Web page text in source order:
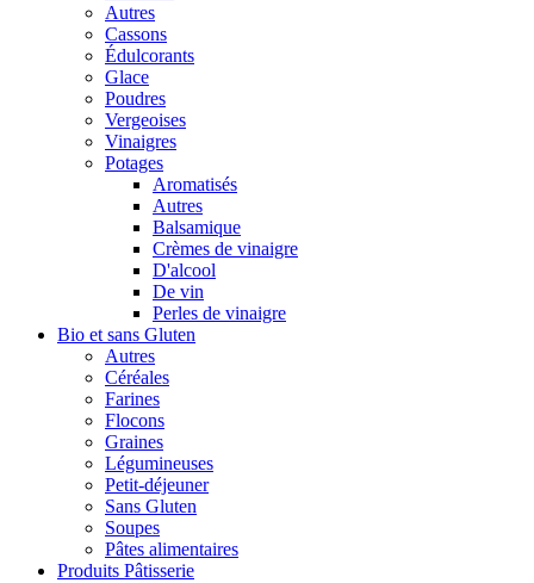
Autres
Cassons
Édulcorants
Glace
Poudres
Vergeoises
Vinaigres
Potages
Aromatisés
Autres
Balsamique
Crèmes de vinaigre
D'alcool
De vin
Perles de vinaigre
Bio et sans Gluten
Autres
Céréales
Farines
Flocons
Graines
Légumineuses
Petit-déjeuner
Sans Gluten
Soupes
Pâtes alimentaires
Produits Pâtisserie